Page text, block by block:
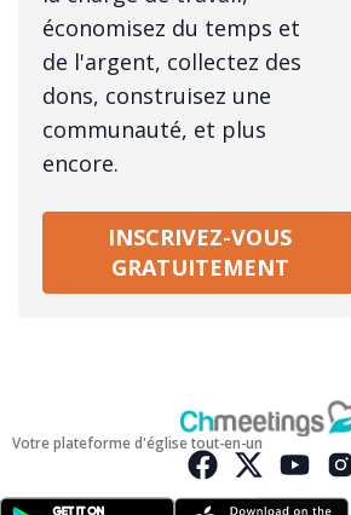
économisez du temps et
de l'argent, collectez des
dons, construisez une
communauté, et plus
encore.
INSCRIVEZ-VOUS
GRATUITEMENT
Votre plateforme d'église tout-en-un